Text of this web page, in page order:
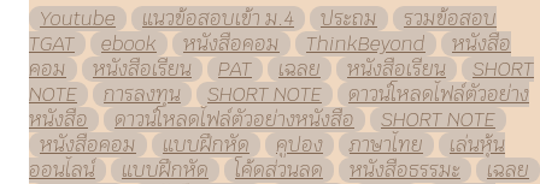
Youtube แนวข้อสอบเข้า ม.4 ประถม
รวมข้อสอบ
TGAT
ebook หนังสือคอม ThinkBeyond
หนังสือ
คอม
หนังสือเรียน PAT เฉลย หนังสือเรียน
SHORT
NOTE
การลงทุน SHORT NOTE
ดาวน์โหลดไฟล์ตัวอย่าง
หนังสือ
ดาวน์โหลดไฟล์ตัวอย่างหนังสือ
SHORT NOTE
หนังสือคอม
แบบฝึกหัด คูปอง ภาษาไทย
เล่นหุ้น
ออนไลน์
แบบฝึกหัด โค้ดส่วนลด หนังสือธรรมะ
เฉลย